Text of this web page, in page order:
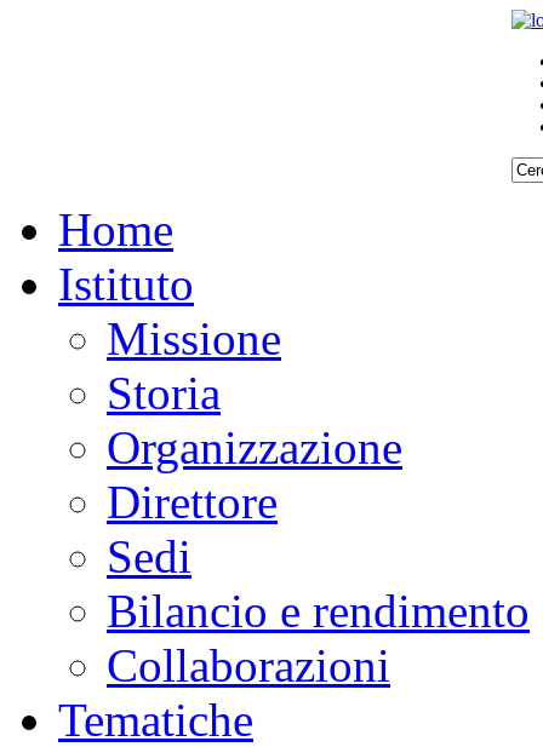
Home
Istituto
Missione
Storia
Organizzazione
Direttore
Sedi
Bilancio e rendimento
Collaborazioni
Tematiche